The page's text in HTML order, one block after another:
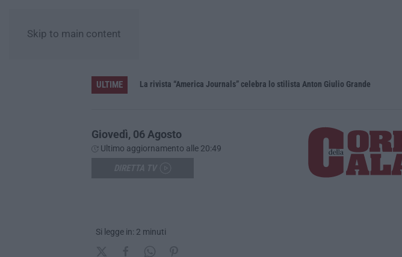
Skip to main content
ULTIME La rivista “America Journals” celebra lo stilista Anton Giulio Grande
Giovedì, 06 Agosto
Ultimo aggiornamento alle 20:49
Si legge in: 2 minuti